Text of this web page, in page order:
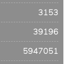
3153
39196
5947051